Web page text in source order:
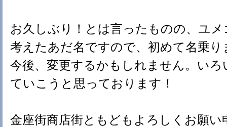
お久しぶり！とは言ったものの、ユ
考えたあだ名ですので、初めて名乗り
今後、変更するかもしれません。いろ
ていこうと思っております！
金座街商店街ともどもよろしくお願い